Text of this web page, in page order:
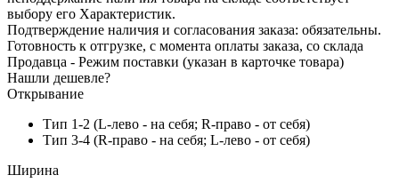
выбору его Характеристик.
Подтверждение наличия и согласования заказа: обязательны.
Готовность к отгрузке, с момента оплаты заказа, со склада
Продавца - Режим поставки (указан в карточке товара)
Нашли дешевле?
Открывание
Тип 1-2 (L-лево - на себя; R-право - от себя)
Тип 3-4 (R-право - на себя; L-лево - от себя)
Ширина